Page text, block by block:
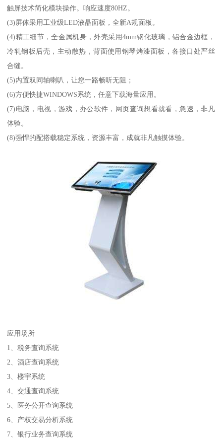
触屏技术简化模块操作。响应速度80HZ。
(3)屏体采用工业级LED液晶面板，全新A规面板。
(4)精工细节，全金属机身，外壳采用4mm钢化玻璃，铝合金边框，
冷轧钢板后壳，主动散热，背面使用钢琴烤漆面板，各接口处严丝
合缝。
(5)内置双同轴喇叭，让您一路畅听无阻；
(6)方便快捷WINDOWS系统，任意下载海量应用。
(7)电脑，电视，游戏，办公软件，网页查询想看就看，急速，非凡
体验。
(8)强悍的配搭载稳定系统，资源丰富，成就非凡触摸体验。
应用场所
1、税务查询系统
2、酒店查询系统
3、楼宇系统
4、交通查询系统
5、医务公开查询系统
6、产权交易分析系统
7、银行业务查询系统